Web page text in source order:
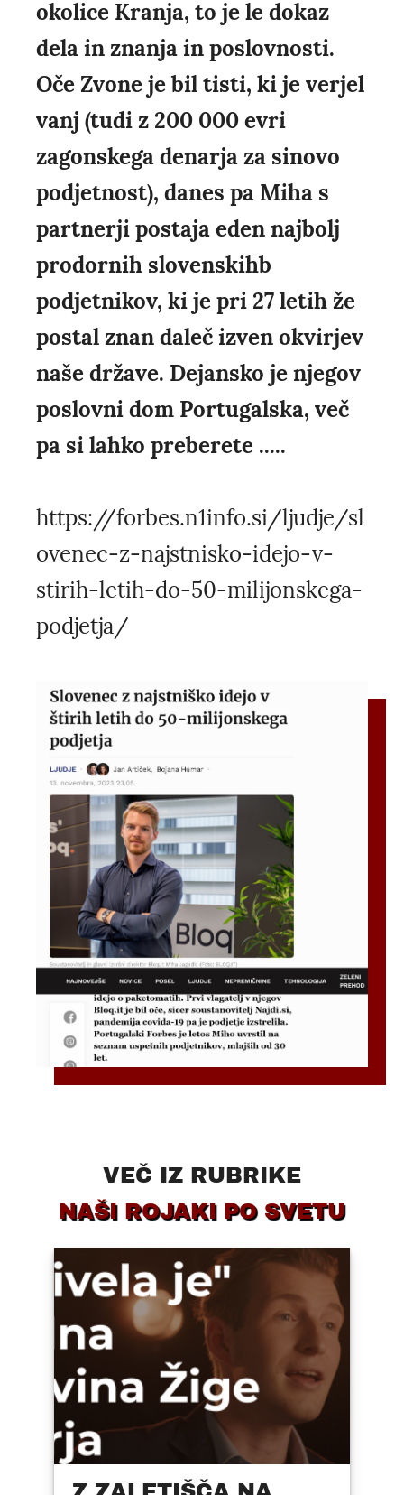
okolice Kranja, to je le dokaz
dela in znanja in poslovnosti.
Oče Zvone je bil tisti, ki je verjel
vanj (tudi z 200 000 evri
zagonskega denarja za sinovo
podjetnost), danes pa Miha s
partnerji postaja eden najbolj
prodornih slovenskihb
podjetnikov, ki je pri 27 letih že
postal znan daleč izven okvirjev
naše države. Dejansko je njegov
poslovni dom Portugalska, več
pa si lahko preberete .....
https://forbes.n1info.si/ljudje/sl
ovenec-z-najstnisko-idejo-v-
stirih-letih-do-50-milijonskega-
podjetja/
VEČ IZ RUBRIKE
NAŠI ROJAKI PO SVETU